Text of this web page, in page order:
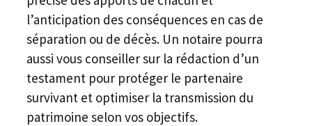
l’anticipation des conséquences en cas de
séparation ou de décès. Un notaire pourra
aussi vous conseiller sur la rédaction d’un
testament pour protéger le partenaire
survivant et optimiser la transmission du
patrimoine selon vos objectifs.